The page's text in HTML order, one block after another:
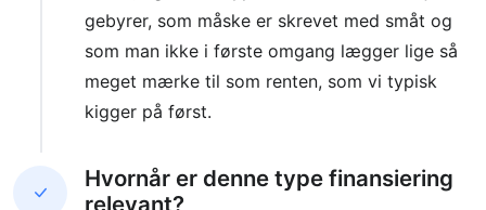
gebyrer, som måske er skrevet med småt og
som man ikke i første omgang lægger lige så
meget mærke til som renten, som vi typisk
kigger på først.
Hvornår er denne type finansiering
relevant?